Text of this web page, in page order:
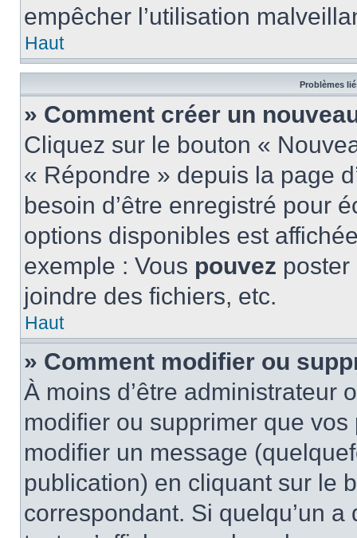
empêcher l’utilisation
Haut
Problèmes
» Comment créer un
Cliquez sur le bouton «
« Répondre » depuis la page
besoin d’être enregistré pour
options disponibles est
exemple : Vous pouvez
joindre des fichiers, etc.
Haut
» Comment modifier ou
À moins d’être administrateur
modifier ou supprimer que
modifier un message
publication) en cliquant sur le
correspondant. Si quelqu’un